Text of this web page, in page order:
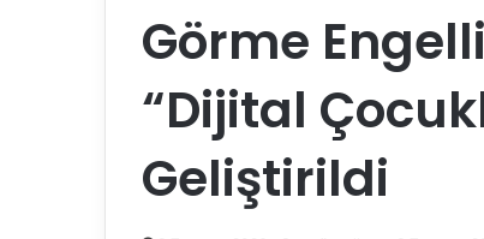
Görme
“Dijital
Geliştirildi